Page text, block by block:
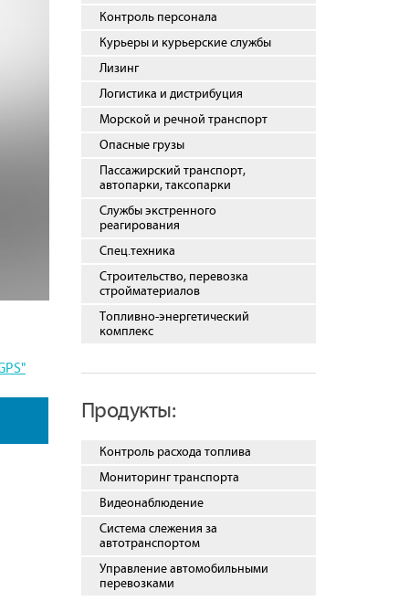
Контроль персонала
Курьеры и курьерские службы
Лизинг
Логистика и дистрибуция
Морской и речной транспорт
Опасные грузы
Пассажирский транспорт,
автопарки, таксопарки
Службы экстренного
реагирования
Спец.техника
Строительство, перевозка
стройматериалов
Топливно-энергетический
комплекс
Продукты:
Контроль расхода топлива
Мониторинг транспорта
Видеонаблюдение
Система слежения за
автотранспортом
Управление автомобильными
перевозками